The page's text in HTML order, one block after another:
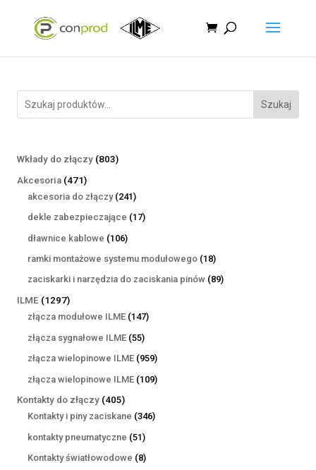
Szukaj
Wkłady do złączy 803803
Akcesoria 471471
produktów
akcesoria do złączy 241241
produktów
dekle zabezpieczające 1717
dławnice kablowe 106106
produktów
ramki montażowe systemu modułowego 1818
produktów
zaciskarki i narzędzia do zaciskania pinów 8989
ILME 12971297
produktów
złącza modułowe ILME 147147
złącza sygnałowe ILME 5555
produktów
złącza wielopinowe ILME 959959
produktów
złącza wielopinowe ILME 109109
Kontakty do złączy 405405
produktów
Kontakty i piny zaciskane 346346
kontakty pneumatyczne 5151
produktów
Kontakty światłowodowe 88